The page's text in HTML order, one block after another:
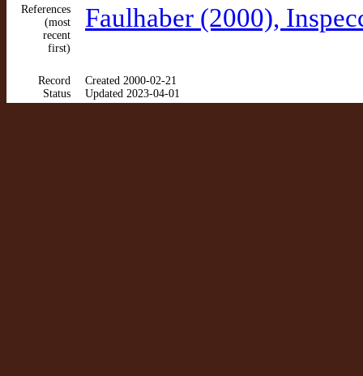
References
(most
recent
first)
Faulhaber (2000),
Record
Status
Created 2000-02-21
Updated 2023-04-01